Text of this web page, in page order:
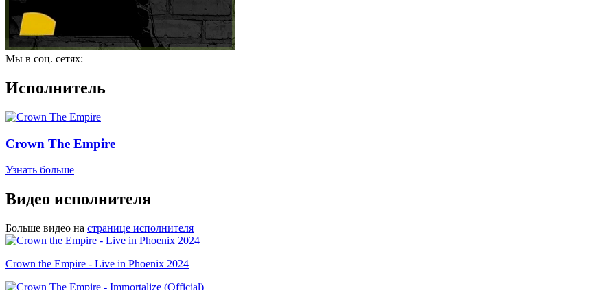
Мы в соц. сетях:
Исполнитель
Crown The Empire
Узнать больше
Видео исполнителя
Больше видео на странице исполнителя
Crown the Empire - Live in Phoenix 2024